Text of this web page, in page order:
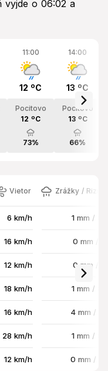
vyjde o 06:02 a
11:00
12 ºC
Pocitovo
12 ºC
73%
14:00
13 ºC
Pocitovo
13 ºC
66%
Vietor Zrážky /
6 km/h 1 mm /
16 km/h 0 mm /
12 km/h 0 mm /
18 km/h 1 mm /
16 km/h 4 mm /
28 km/h 1 mm /
12 km/h 0 mm /